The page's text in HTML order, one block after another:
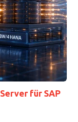
für SAP